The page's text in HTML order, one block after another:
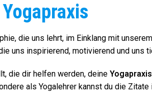
die uns lehrt, im Einklang mit
uns inspirierend, motivierend und uns
die dir helfen werden, deine Yogapraxis
als Yogalehrer kannst du die